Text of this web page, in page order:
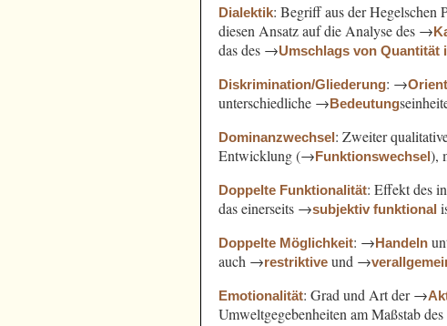
Dialektik: Begriff aus der Hegelschen
diesen Ansatz auf die Analyse des →
das des →Umschlags von Quantität
Diskrimination/Gliederung: →
unterschiedliche →Bedeutung
Dominanzwechsel: Zweiter
Entwicklung (→Funktionswechsel),
Doppelte Funktionalität: Effekt des
das einerseits →subjektiv funktional
Doppelte Möglichkeit: →Handeln
auch →restriktive und →
Emotionalität: Grad und Art der →
Umweltgegebenheiten am Maßstab